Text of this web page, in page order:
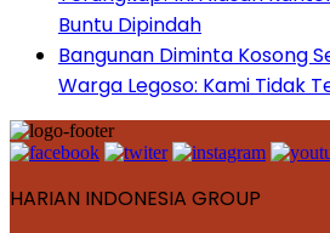
Buntu Dipindah
Bangunan Diminta Kosong
Warga Legoso: Kami Tidak
HARIAN INDONESIA GROUP